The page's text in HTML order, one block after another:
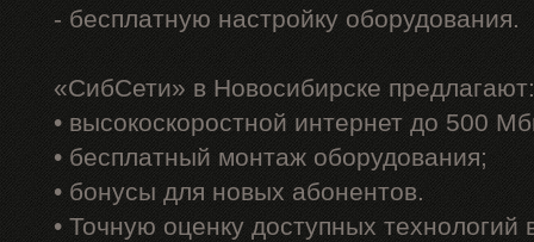
- бесплатную настройку оборудования.
«СибСети» в Новосибирске предлагают:
• высокоскоростной интернет до 500
• бесплатный монтаж оборудования;
• бонусы для новых абонентов.
• Точную оценку доступных